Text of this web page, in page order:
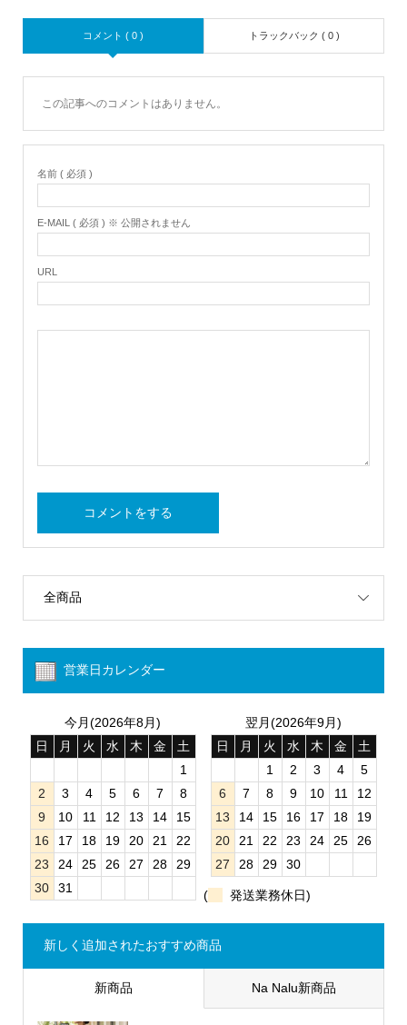
コメント ( 0 ) トラックバック ( 0 )
この記事へのコメントはありません。
名前 ( 必須 )
E-MAIL ( 必須 ) ※ 公開されません
URL
全商品
営業日カレンダー
今月(2026年8月)
日
月 火 水 木 金
土
1
2
3 4 5 6 7
8
9
10 11 12 13 14
15
16
17 18 19 20 21
22
23
24 25 26 27 28
29
30
31
翌月(2026年9月)
日
月 火 水 木 金
土
1
2 3 4
5
6
7 8 9 10 11
12
13
14 15 16 17 18
19
20
21 22 23 24 25
26
27
28 29 30
( 発送業務休日)
新しく追加されたおすすめ商品
新商品 Na Nalu新商品